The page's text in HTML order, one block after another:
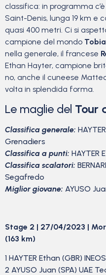
classifica: in programma
Saint-Denis, lunga 19 km e
quasi 400 metri. Ci si
campione del mondo
nella generale, il francese
Ethan Hayter, campione
no, anche il cuneese
volta in splendida forma.
Le maglie del Tour
Classifica generale:
Grenadiers
Classifica a punti: HAYTER
Classifica scalatori:
Segafredo
Miglior giovane: AYUSO
Stage 2 | 27/04/2023 |
(163 km)
1 HAYTER Ethan (GBR)
2 AYUSO Juan (SPA) UAE